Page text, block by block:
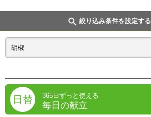
絞り込み条件を設定する
日替 365日ずっと使える
毎日の献立